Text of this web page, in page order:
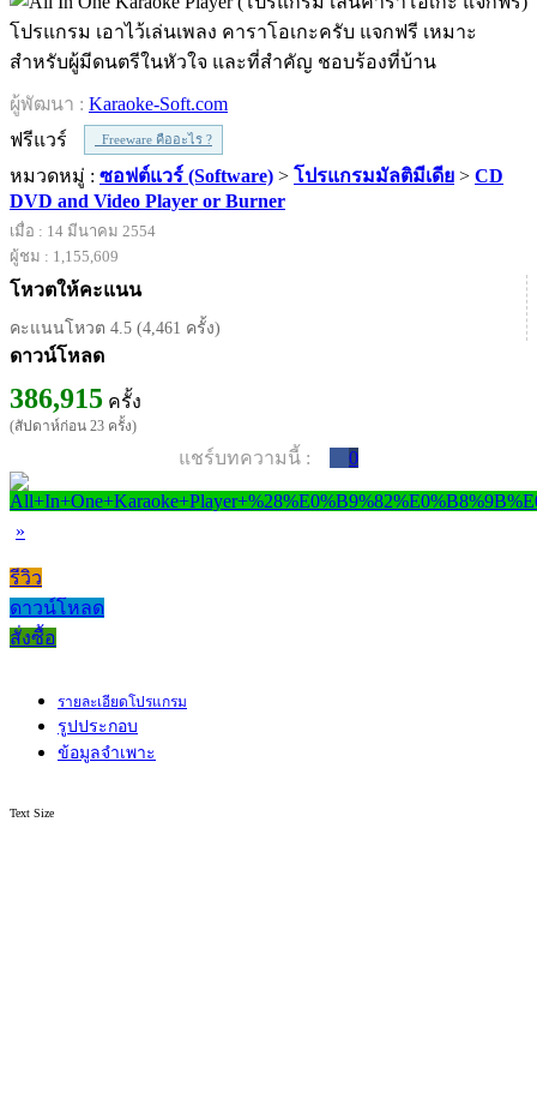
โปรแกรม เอาไว้เล่นเพลง คาราโอเกะครับ แจกฟรี เหมาะ
สำหรับผู้มีดนตรีในหัวใจ และที่สำคัญ ชอบร้องที่บ้าน
ผู้พัฒนา : Karaoke-Soft.com
ฟรีแวร์
Freeware คืออะไร ?
หมวดหมู่ : ซอฟต์แวร์ (Software) > โปรแกรมมัลติมีเดีย > CD
DVD and Video Player or Burner
เมื่อ : 14 มีนาคม 2554
ผู้ชม : 1,155,609
โหวตให้คะแนน
คะแนนโหวต 4.5 (4,461 ครั้ง)
ดาวน์โหลด
386,915 ครั้ง
(สัปดาห์ก่อน 23 ครั้ง)
แชร์บทความนี้ : 0
»
รีวิว
ดาวน์โหลด
สั่งซื้อ
รายละเอียดโปรแกรม
รูปประกอบ
ข้อมูลจำเพาะ
Text Size